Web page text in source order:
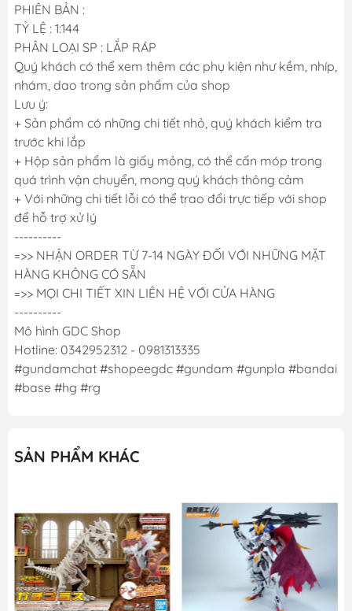
PHIÊN BẢN :
TỶ LỆ : 1:144
PHÂN LOẠI SP : LẮP RÁP
Quý khách có thể xem thêm các phụ kiện như kềm, nhíp,
nhám, dao trong sản phẩm của shop
Lưu ý:
+ Sản phẩm có những chi tiết nhỏ, quý khách kiểm tra
trước khi lắp
+ Hộp sản phẩm là giấy mỏng, có thể cấn móp trong
quá trình vận chuyển, mong quý khách thông cảm
+ Với những chi tiết lỗi có thể trao đổi trực tiếp với shop
để hỗ trợ xử lý
----------
=>> NHẬN ORDER TỪ 7-14 NGÀY ĐỐI VỚI NHỮNG MẶT
HÀNG KHÔNG CÓ SẴN
=>> MỌI CHI TIẾT XIN LIÊN HỆ VỚI CỬA HÀNG
----------
Mô hình GDC Shop
Hotline: 0342952312 - 0981313335
#gundamchat #shopeegdc #gundam #gunpla #bandai
#base #hg #rg
SẢN PHẨM KHÁC